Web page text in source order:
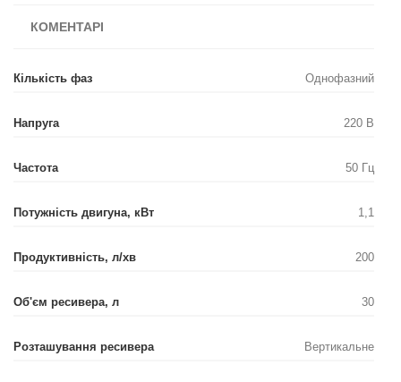
КОМЕНТАРІ
Кількість фаз Однофазний
Напруга 220 В
Частота 50 Гц
Потужність двигуна, кВт 1,1
Продуктивність, л/хв 200
Об'єм ресивера, л 30
Розташування ресивера Вертикальне